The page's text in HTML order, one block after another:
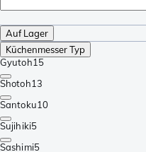
Auf Lager
Küchenmesser Typ
Gyutoh15
Shotoh13
Santoku10
Sujihiki5
Sashimi5